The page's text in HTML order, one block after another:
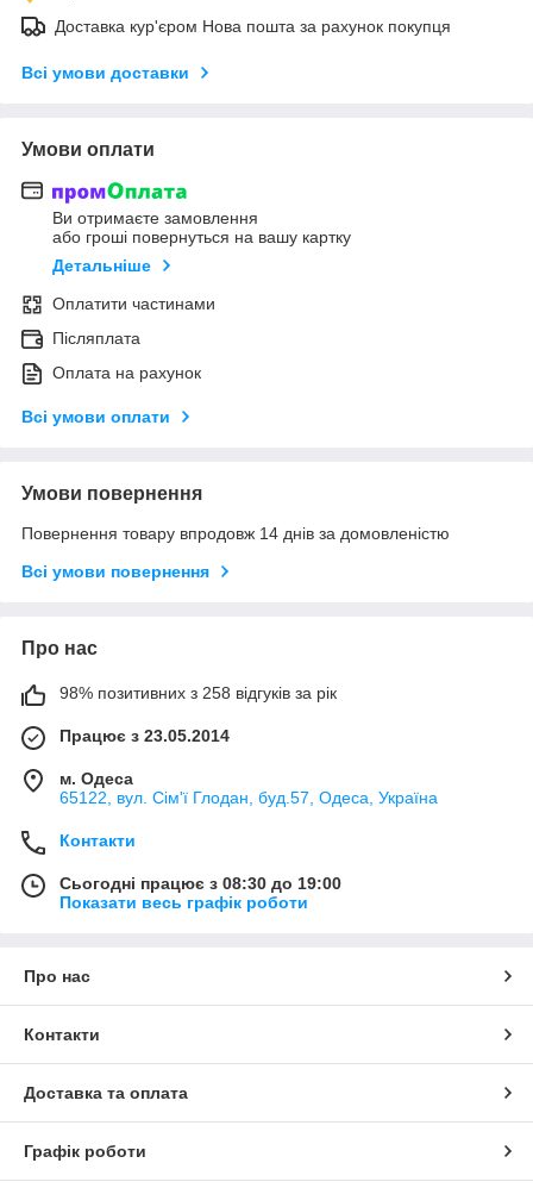
Доставка кур'єром Нова пошта за рахунок покупця
Всі умови доставки
Умови оплати
Ви отримаєте замовлення
або гроші повернуться на вашу картку
Детальніше
Оплатити частинами
Післяплата
Оплата на рахунок
Всі умови оплати
Умови повернення
Повернення товару впродовж 14 днів за домовленістю
Всі умови повернення
Про нас
98% позитивних з 258 відгуків за рік
Працює з 23.05.2014
м. Одеса
65122, вул. Сім'ї Глодан, буд.57, Одеса, Україна
Контакти
Сьогодні працює з 08:30 до 19:00
Показати весь графік роботи
Про нас
Контакти
Доставка та оплата
Графік роботи